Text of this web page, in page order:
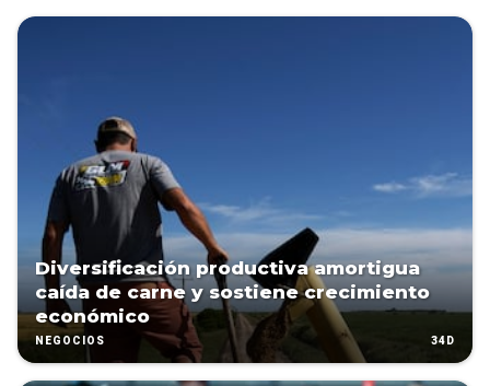
Diversificación productiva amortigua
caída de carne y sostiene crecimiento
económico
NEGOCIOS 34D